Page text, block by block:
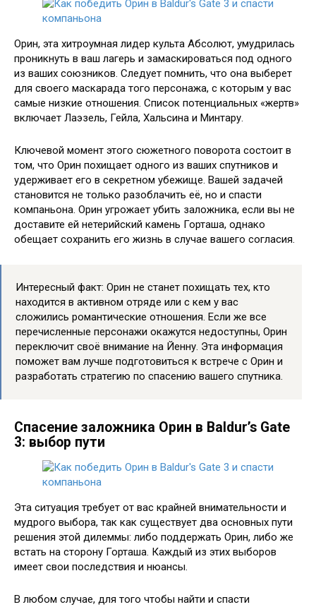
Орин, эта хитроумная лидер культа Абсолют, умудрилась
проникнуть в ваш лагерь и замаскироваться под одного
из ваших союзников. Следует помнить, что она выберет
для своего маскарада того персонажа, с которым у вас
самые низкие отношения. Список потенциальных «жертв»
включает Лаэзель, Гейла, Хальсина и Минтару.
Ключевой момент этого сюжетного поворота состоит в
том, что Орин похищает одного из ваших спутников и
удерживает его в секретном убежище. Вашей задачей
становится не только разоблачить её, но и спасти
компаньона. Орин угрожает убить заложника, если вы не
доставите ей нетерийский камень Горташа, однако
обещает сохранить его жизнь в случае вашего согласия.
Интересный факт: Орин не станет похищать тех, кто
находится в активном отряде или с кем у вас
сложились романтические отношения. Если же все
перечисленные персонажи окажутся недоступны, Орин
переключит своё внимание на Йенну. Эта информация
поможет вам лучше подготовиться к встрече с Орин и
разработать стратегию по спасению вашего спутника.
Спасение заложника Орин в Baldur’s Gate
3: выбор пути
Эта ситуация требует от вас крайней внимательности и
мудрого выбора, так как существует два основных пути
решения этой дилеммы: либо поддержать Орин, либо же
встать на сторону Горташа. Каждый из этих выборов
имеет свои последствия и нюансы.
В любом случае, для того чтобы найти и спасти